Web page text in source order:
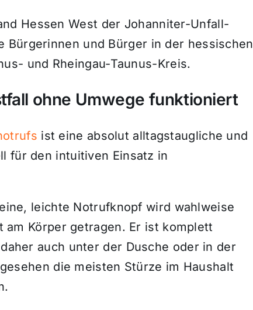
Hessen West der Johanniter-Unfall-
Bürgerinnen und Bürger in der hessischen
und Rheingau-Taunus-Kreis.
ohne Umwege funktioniert
ist eine absolut alltagstaugliche und
für den intuitiven Einsatz in
leichte Notrufknopf wird wahlweise
Körper getragen. Er ist komplett
auch unter der Dusche oder in der
die meisten Stürze im Haushalt